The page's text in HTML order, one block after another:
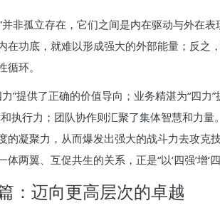
”并非孤立存在，它们之间是内在驱动与外在
在功底，就难以形成强大的外部能量；反之
环。
”提供了正确的价值导向；业务精湛为“四力
执行力；团队协作则汇聚了集体智慧和力
的凝聚力，从而爆发出强大的战斗力去攻克
两翼、互促共生的关系，正是“以‘四强’增‘
：迈向更高层次的卓越